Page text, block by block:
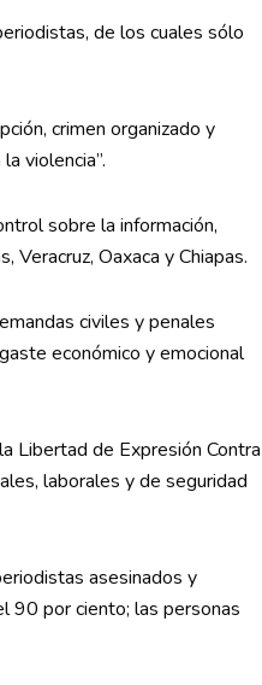
de los cuales sólo
crimen organizado y
violencia”.
sobre la información,
Veracruz, Oaxaca y Chiapas.
civiles y penales
económico y emocional
Libertad de Expresión Contra
laborales y de seguridad
asesinados y
90 por ciento; las personas